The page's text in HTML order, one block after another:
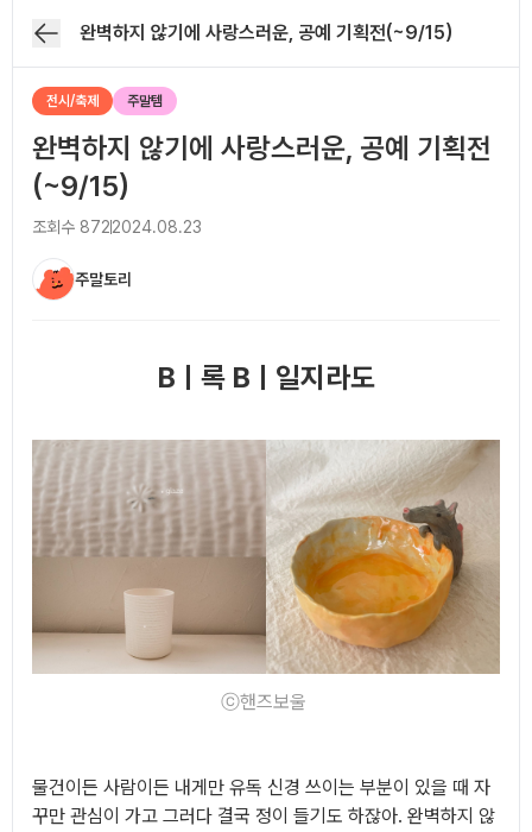
완벽하지 않기에 사랑스러운, 공예 기획전(~9/15)
전시/축제 주말템
완벽하지 않기에 사랑스러운, 공예 기획전
(~9/15)
조회수 8722024.08.23
주말토리
Bㅣ록 Bㅣ일지라도
ⓒ핸즈보울
물건이든 사람이든 내게만 유독 신경 쓰이는 부분이 있을 때 자
꾸만 관심이 가고 그러다 결국 정이 들기도 하잖아. 완벽하지 않